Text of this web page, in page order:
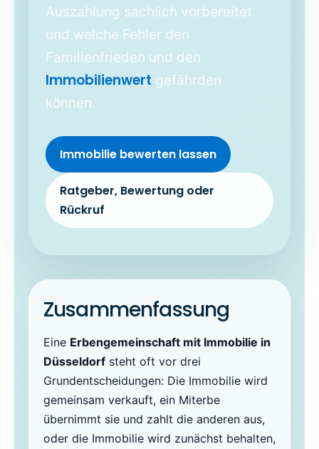
Auszahlung sachlich vorbereitet
und welche Fehler den
Familienfrieden und den
Immobilienwert gefährden
können.
Immobilie bewerten lassen
Ratgeber, Bewertung oder
Rückruf
Zusammenfassung
Eine Erbengemeinschaft mit Immobilie in
Düsseldorf steht oft vor drei
Grundentscheidungen: Die Immobilie wird
gemeinsam verkauft, ein Miterbe
übernimmt sie und zahlt die anderen aus,
oder die Immobilie wird zunächst behalten,